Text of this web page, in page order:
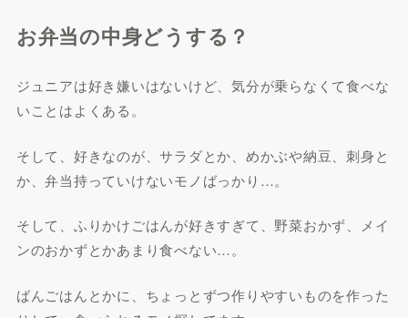
お弁当の中身どうする？
ジュニアは好き嫌いはないけど、気分が乗らなくて食べな
いことはよくある。
そして、好きなのが、サラダとか、めかぶや納豆、刺身と
か、弁当持っていけないモノばっかり…。
そして、ふりかけごはんが好きすぎて、野菜おかず、メイ
ンのおかずとかあまり食べない…。
ばんごはんとかに、ちょっとずつ作りやすいものを作った